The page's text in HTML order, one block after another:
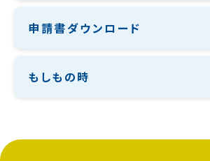
申請書ダウンロード
もしもの時